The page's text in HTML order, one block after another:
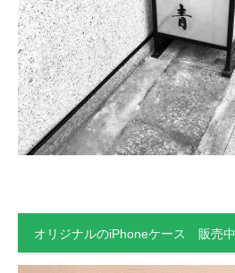
オリジナルのiPhoneケース 販売中